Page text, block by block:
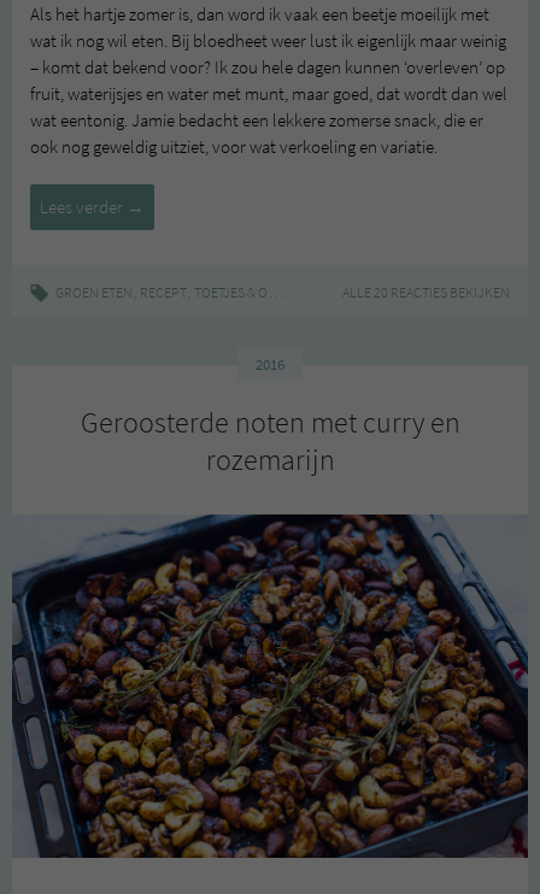
Als het hartje zomer is, dan word ik vaak een beetje moeilijk met
wat ik nog wil eten. Bij bloedheet weer lust ik eigenlijk maar weinig
– komt dat bekend voor? Ik zou hele dagen kunnen ‘overleven’ op
fruit, waterijsjes en water met munt, maar goed, dat wordt dan wel
wat eentonig. Jamie bedacht een lekkere zomerse snack, die er
ook nog geweldig uitziet, voor wat verkoeling en variatie.
Lees verder Zomerse
snack
→
GROEN ETEN, RECEPT, TOETJES & ONTBIJTJES IJS,PROVAMEL,RECEPT,SNACK
ALLE 20 REACTIES BEKIJKEN
2016
Geroosterde noten met curry en
rozemarijn